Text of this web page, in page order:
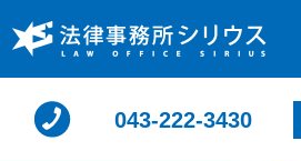
043-222-3430